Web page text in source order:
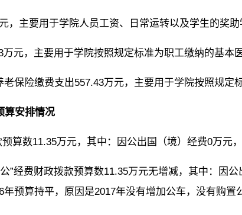
，主要用于学院人员工资、日常运转以及学生的奖助
万元，主要用于学院按照规定标准为职工缴纳的基本
老保险缴费支出557.43万元，主要用于学院按照规定
算安排情况
预算数11.35万元，其中：因公出国（境）经费0万元
”经费财政拨款预算数11.35万元无增减，其中：因
预算持平，原因是2017年没有增加公车，没有购置